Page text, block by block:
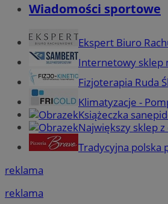
Wiadomości sportowe
Ekspert Biuro
Internetowy sklep
Fizjoterapia Ruda
Klimatyzacje -
Książeczka
Największy sklep
Tradycyjna polska
reklama
reklama